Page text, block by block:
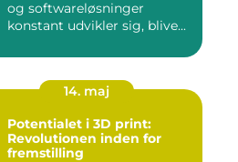
og softwareløsninger
konstant udvikler sig, blive...
14. maj
Potentialet i 3D print:
Revolutionen inden for
fremstilling